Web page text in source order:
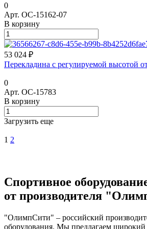
0
Арт. ОС-15162-07
В корзину
53 024 ₽
Перекладина с регулируемой высотой
0
Арт. ОС-15783
В корзину
Загрузить еще
1 2
Спортивное
от производителя
"ОлимпСити" – российский
оборудования. Мы предлагаем широкий